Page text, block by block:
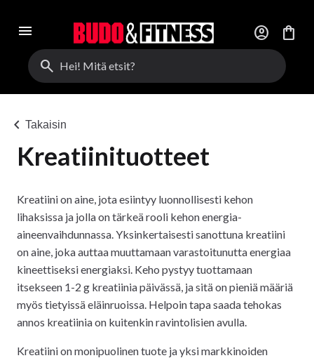
menu account_circle
shopping_bag
search
chevron_left Takaisin
Kreatiinituotteet
Kreatiini on aine, jota esiintyy luonnollisesti kehon
lihaksissa ja jolla on tärkeä rooli kehon energia-
aineenvaihdunnassa. Yksinkertaisesti sanottuna kreatiini
on aine, joka auttaa muuttamaan varastoitunutta energiaa
kineettiseksi energiaksi. Keho pystyy tuottamaan
itsekseen 1-2 g kreatiinia päivässä, ja sitä on pieniä määriä
myös tietyissä eläinruoissa. Helpoin tapa saada tehokas
annos kreatiinia on kuitenkin ravintolisien avulla.
Kreatiini on monipuolinen tuote ja yksi markkinoiden